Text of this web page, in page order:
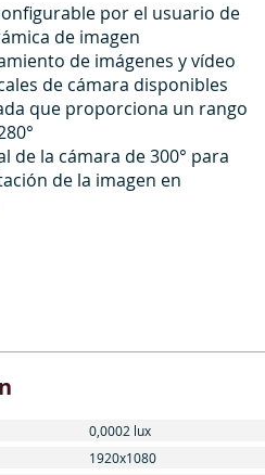
por el usuario de
de imagen
de imágenes y vídeo
de cámara disponibles
que proporciona un rango
de la cámara de 300° para
de la imagen en
0,0002 lux
1920x1080